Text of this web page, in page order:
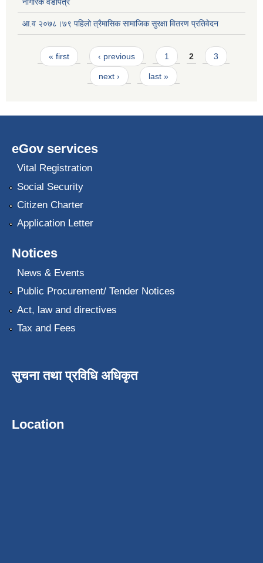
नागरिक वडापत्र
आ.व २०७८।७९ पहिलो त्रैमासिक सामाजिक सुरक्षा वितरण प्रतिवेदन
Pages
« first ‹ previous 1 2 3
next › last »
eGov services
Vital Registration
Social Security
Citizen Charter
Application Letter
Notices
News & Events
Public Procurement/ Tender Notices
Act, law and directives
Tax and Fees
सुचना तथा प्रविधि अधिकृत
Location